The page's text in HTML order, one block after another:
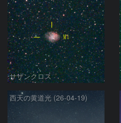
サザンクロス
西天の黄道光 (26-04-19)